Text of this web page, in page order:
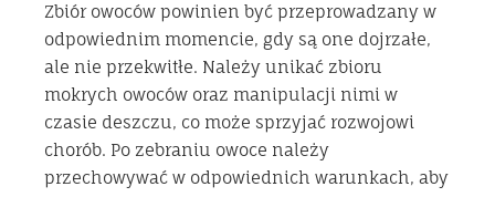
Zbiór owoców powinien być przeprowadzany w
odpowiednim momencie, gdy są one dojrzałe,
ale nie przekwitłe. Należy unikać zbioru
mokrych owoców oraz manipulacji nimi w
czasie deszczu, co może sprzyjać rozwojowi
chorób. Po zebraniu owoce należy
przechowywać w odpowiednich warunkach, aby